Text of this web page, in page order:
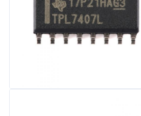
แฟลช NOR
EPROM IC